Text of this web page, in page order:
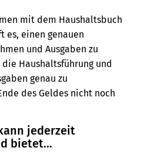
mit dem Haushaltsbuch
es, einen genauen
und Ausgaben zu
Haushaltsführung und
genau zu
des Geldes nicht noch
jederzeit
bietet...